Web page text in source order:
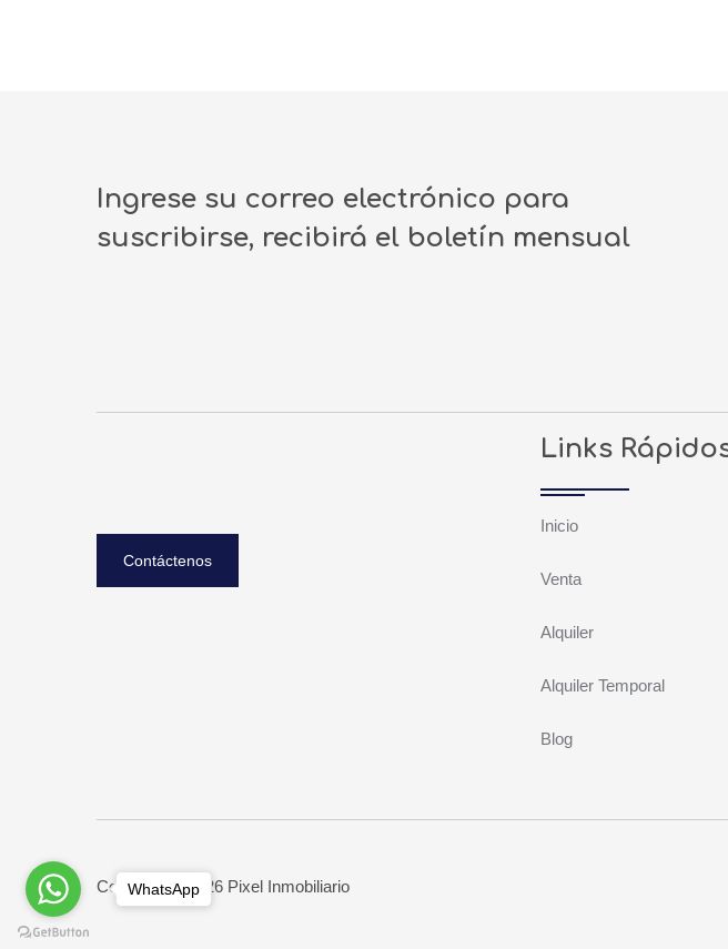
Ingrese su correo electrónico para
suscribirse, recibirá el boletín mensual
Contáctenos
Links
Inicio
Venta
Alquiler
Alquiler Temporal
Blog
Copyright © 2026 Pixel Inmobiliario
WhatsApp